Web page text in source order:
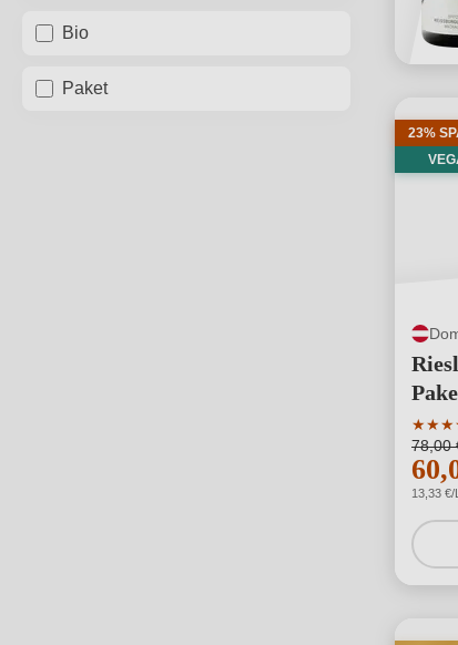
Bio
Paket
23%
★★★
78,00
13,33 €/